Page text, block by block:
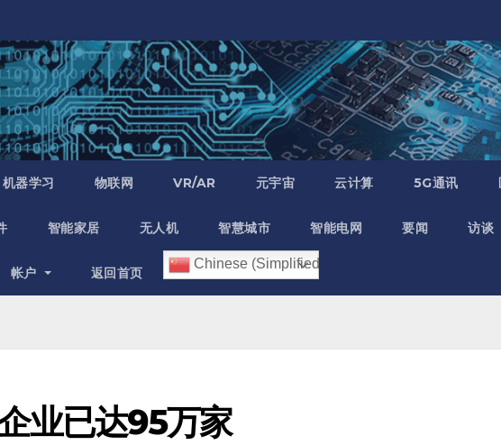
机器学习 物联网 VR/AR 元宇宙 云计算 5G通讯
智能家居 无人机 智慧城市 智能电网 要闻 访谈
帐户 返回首页
Chinese (Simplified)
业已达95万家